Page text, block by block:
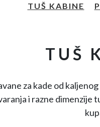
TUŠ KABINE
TUŠ
za kade od
i razne dimenzije